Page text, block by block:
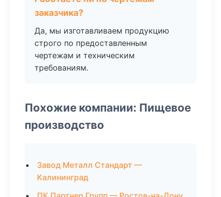
заказчика?
Да, мы изготавливаем продукцию
строго по предоставленным
чертежам и техническим
требованиям.
Похожие компании: Пищевое
производство
Завод Металл Стандарт —
Калининград